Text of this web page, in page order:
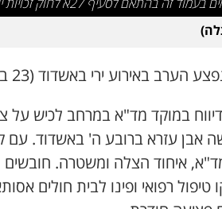
התקבל דיווח במוקד מד"א במרחב לכיש על
אבן עזרא ברובע ה' באשדוד. עם
מד"א, איחוד הצלה ומשטרה. חובשים
רפואי ופינו לבית חולים